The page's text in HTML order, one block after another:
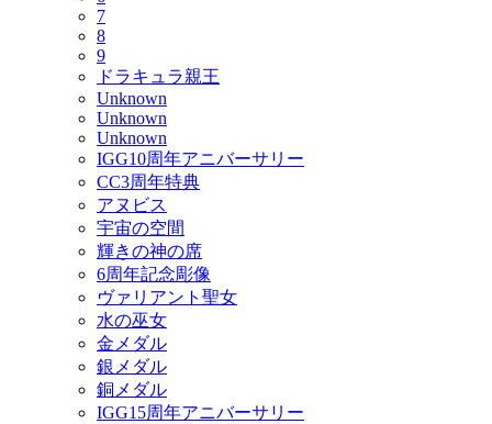
7
8
9
ドラキュラ親王
Unknown
Unknown
Unknown
IGG10周年アニバーサリー
CC3周年特典
アヌビス
宇宙の空間
輝きの神の席
6周年記念彫像
ヴァリアント聖女
水の巫女
金メダル
銀メダル
銅メダル
IGG15周年アニバーサリー